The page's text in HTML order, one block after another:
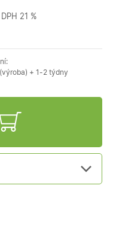
21 %
+ 1-2 týdny